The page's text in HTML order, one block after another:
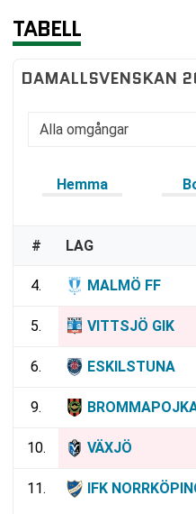
TABELL
DAMALLSVENSKAN
Hemma
# LAG
4. MALMÖ FF
5. VITTSJÖ GIK
6. ESKILSTUNA
9.
10. VÄXJÖ
11. IFK